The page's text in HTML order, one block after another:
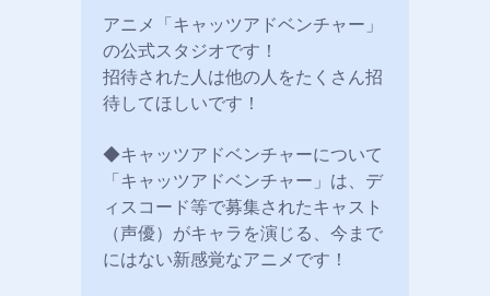
アニメ「キャッツアドベンチャー」
の公式スタジオです！
招待された人は他の人をたくさん招
待してほしいです！
◆キャッツアドベンチャーについて
「キャッツアドベンチャー」は、デ
ィスコード等で募集されたキャスト
（声優）がキャラを演じる、今まで
にはない新感覚なアニメです！